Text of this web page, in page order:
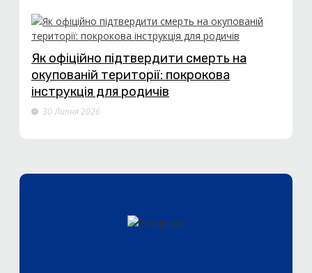
Як офіційно підтвердити смерть на
окупованій території: покрокова
інструкція для родичів
30 Липня 2026